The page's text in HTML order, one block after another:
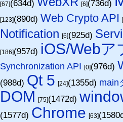
[67](634d) [6](736d)
[123](890d)Web Crypto API
Notification [6](925d)
[186](957d) iOS/Webア
Synchronization API [0](976d)
(988d) Qt 5 [24](1355d) main
DOM [75](1472d)
(1577d) Chrome [63]